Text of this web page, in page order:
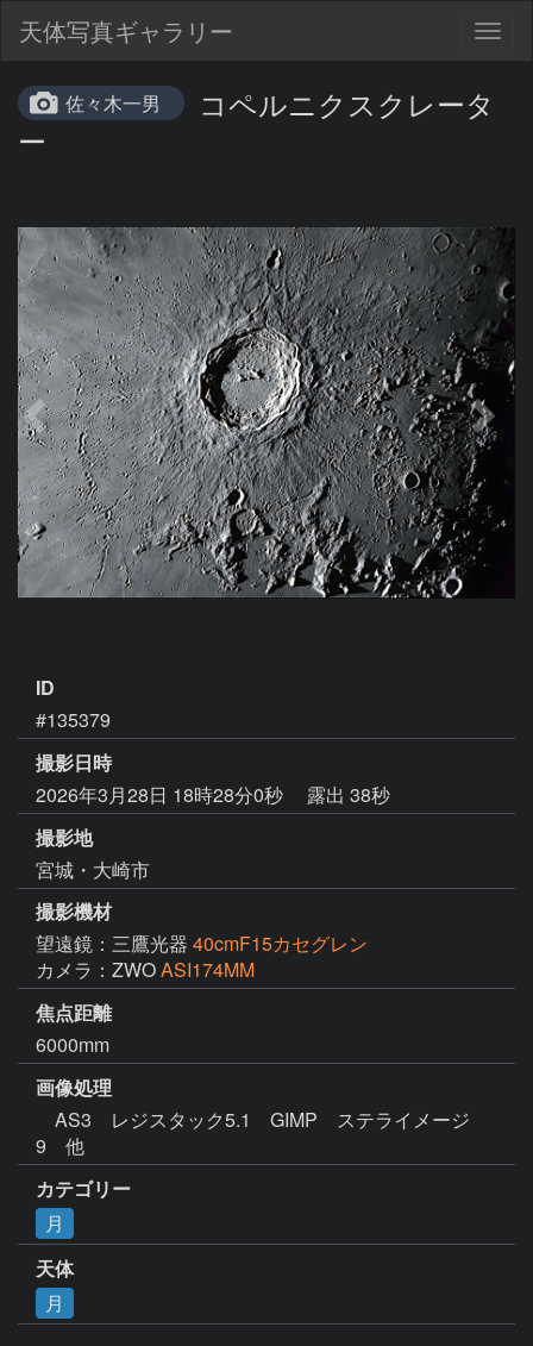
天体写真ギャラリー
佐々木一男
コペルニクスクレータ
ー
ID
#135379
撮影日時
2026年3月28日 18時28分0秒
露出 38秒
撮影地
宮城・大崎市
撮影機材
望遠鏡：三鷹光器 40cmF15カセグレン
カメラ：ZWOASI174MM
焦点距離
6000mm
画像処理
AS3　レジスタック5.1　GIMP　ステライメージ
9　他
カテゴリー
月
天体
月